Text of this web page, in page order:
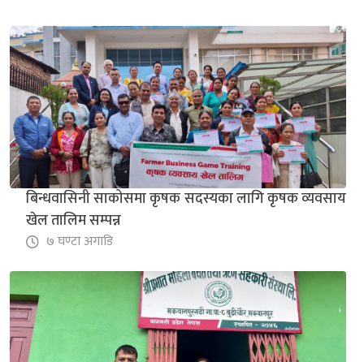
बिन्धवासिनी साकोसमा कृषक सदस्यका लागि कृषक व्यवसाय
खेल तालिम सम्पन्न
७ घण्टा अगाडि